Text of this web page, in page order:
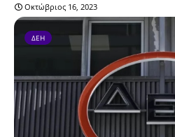
Οκτώβριος 16, 2023
ΔΕΗ